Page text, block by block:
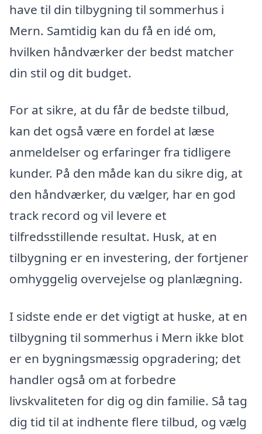
have til din tilbygning til sommerhus i
Mern. Samtidig kan du få en idé om,
hvilken håndværker der bedst matcher
din stil og dit budget.
For at sikre, at du får de bedste tilbud,
kan det også være en fordel at læse
anmeldelser og erfaringer fra tidligere
kunder. På den måde kan du sikre dig, at
den håndværker, du vælger, har en god
track record og vil levere et
tilfredsstillende resultat. Husk, at en
tilbygning er en investering, der fortjener
omhyggelig overvejelse og planlægning.
I sidste ende er det vigtigt at huske, at en
tilbygning til sommerhus i Mern ikke blot
er en bygningsmæssig opgradering; det
handler også om at forbedre
livskvaliteten for dig og din familie. Så tag
dig tid til at indhente flere tilbud, og vælg